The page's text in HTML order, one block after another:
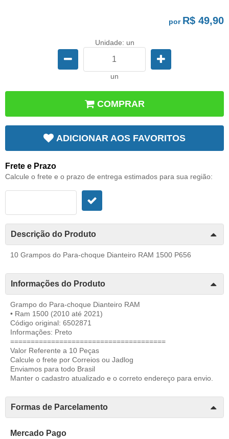
por R$ 49,90
Unidade: un
un
COMPRAR
ADICIONAR AOS FAVORITOS
Frete e Prazo
Calcule o frete e o prazo de entrega estimados para sua região:
Descrição do Produto
10 Grampos do Para-choque Dianteiro RAM 1500 P656
Informações do Produto
Grampo do Para-choque Dianteiro RAM
• Ram 1500 (2010 até 2021)
Código original: 6502871
Informações: Preto
======================================
Valor Referente a 10 Peças
Calcule o frete por Correios ou Jadlog
Enviamos para todo Brasil
Manter o cadastro atualizado e o correto endereço para envio.
Formas de Parcelamento
Mercado Pago